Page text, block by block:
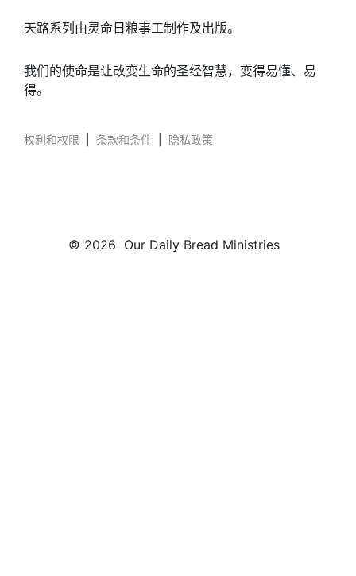
天路系列由灵命日粮事工制作及出版。
我们的使命是让改变生命的圣经智慧，变得易懂、易
得。
权利和权限 条款和条件 隐私政策
© 2026 Our Daily Bread Ministries